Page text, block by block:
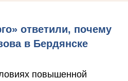
ответили, почему
в Бердянске
повышенной